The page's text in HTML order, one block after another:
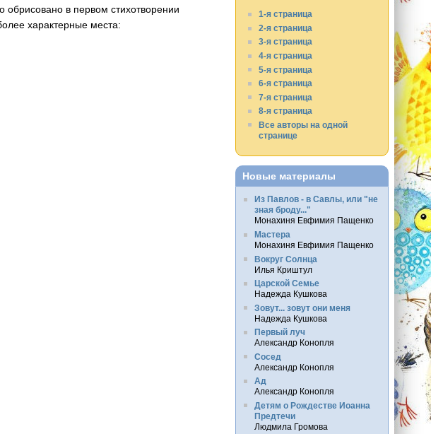
в первом стихотворении
характерные места:
1-я страница
2-я страница
3-я страница
4-я страница
5-я страница
6-я страница
7-я страница
8-я страница
Все авторы на одной
странице
Новые материалы
Из Павлов - в Савлы, или "не
зная броду..."
Монахиня Евфимия Пащенко
Мастера
Монахиня Евфимия Пащенко
Вокруг Солнца
Илья Криштул
Царской Семье
Надежда Кушкова
Зовут... зовут они меня
Надежда Кушкова
Первый луч
Александр Конопля
Сосед
Александр Конопля
Ад
Александр Конопля
Детям о Рождестве Иоанна
Предтечи
Людмила Громова